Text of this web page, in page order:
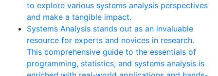
to explore various systems analysis perspectives
and make a tangible impact.
Systems Analysis stands out as an invaluable
resource for experts and novices in research.
This comprehensive guide to the essentials of
programming, statistics, and systems analysis is